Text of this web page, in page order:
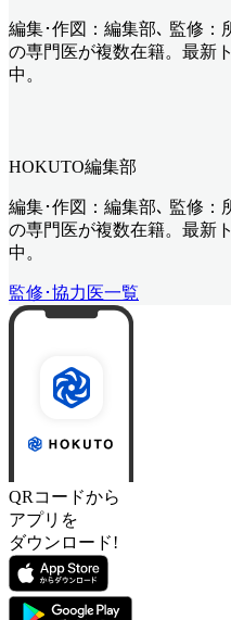
編集･作図：編集部､ 監修：
の専門医が複数在籍。最新
中。
HOKUTO編集部
編集･作図：編集部､ 監修：
の専門医が複数在籍。最新
中。
監修･協力医一覧
QRコードから
アプリを
ダウンロード!